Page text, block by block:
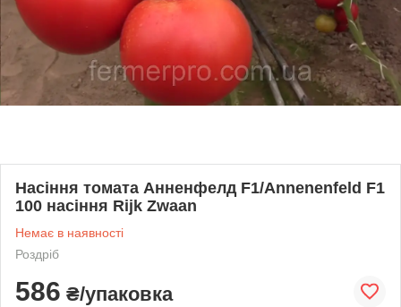
Насіння томата Анненфелд F1/Annenenfeld F1
100 насіння Rijk Zwaan
Немає в наявності
Роздріб
586 ₴/упаковка